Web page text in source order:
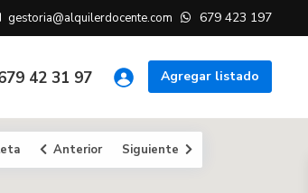
gestoria@alquilerdocente.com 679 423 197
Agregar listado
42 31 97
Anterior Siguiente